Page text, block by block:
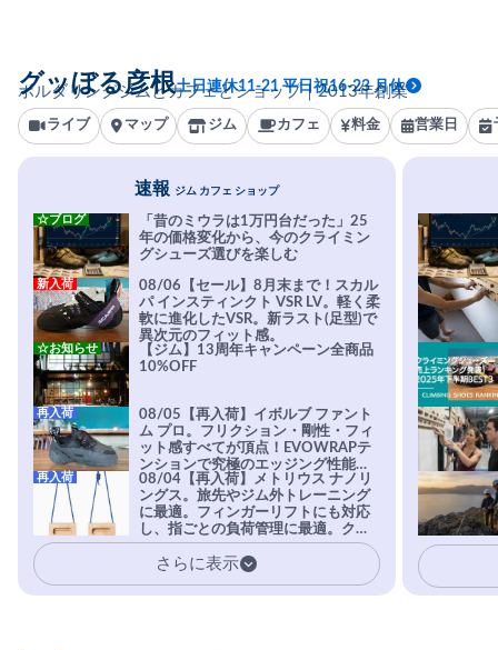
ボルダリングジムとカフェとショップ｜2013年創業
グッぼる彦根土日連休11-21 平日祝16-23 月休
ライブ マップ ジム カフェ 料金 営業日
速報 ジム カフェ ショップ
「昔のミウラは1万円台だった」25
年の価格変化から、今のクライミン
グシューズ選びを楽しむ
☆ブログ
08/06【セール】8月末まで！スカル
パ インスティンクト VSR LV。軽く柔
軟に進化したVSR。新ラスト(足型)で
異次元のフィット感。
新入荷
【ジム】13周年キャンペーン全商品
10%OFF
☆お知らせ
08/05【再入荷】イボルブ ファント
ム プロ。フリクション・剛性・フィ
ット感すべてが頂点！EVOWRAPテ
ンションで究極のエッジング性能を
実現。進化系ラバーEvo-74はTRAX
を凌駕する粘着力で極小ホールドに
安心感。
再入荷
08/04【再入荷】メトリウス ナノリ
ングス。旅先やジム外トレーニング
に最適。フィンガーリフトにも対応
し、指ごとの負荷管理に最適。クラ
イマーの指を本気で鍛えるギア。
再入荷
さらに表示